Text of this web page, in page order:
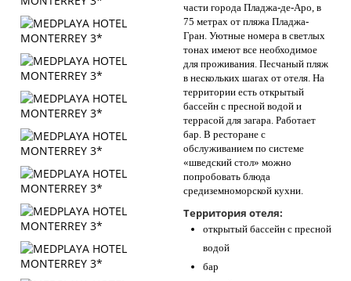
части города Пладжа-де-Аро, в
75 метрах от пляжа Пладжа-
Гран. Уютные номера в светлых
тонах имеют все необходимое
для проживания. Песчаный пляж
в нескольких шагах от отеля. На
территории есть открытый
бассейн с пресной водой и
террасой для загара. Работает
бар. В ресторане с
обслуживанием по системе
«шведский стол» можно
попробовать блюда
средиземноморской кухни.
Территория отеля:
открытый бассейн с пресной
водой
бар